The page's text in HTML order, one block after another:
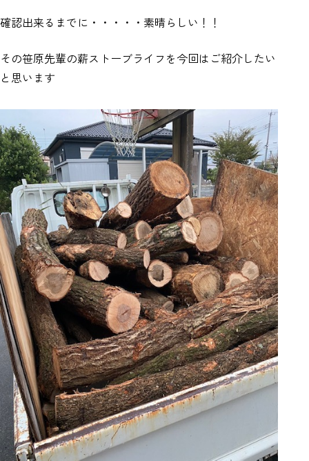
確認出来るまでに・・・・・素晴らしい！！
その笹原先輩の薪ストーブライフを今回はご紹介したい
と思います